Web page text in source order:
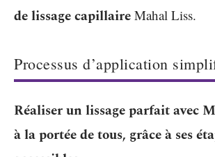
de lissage capillaire Mahal Liss.
Processus d’application
Réaliser un lissage parfait avec
à la portée de tous, grâce à ses